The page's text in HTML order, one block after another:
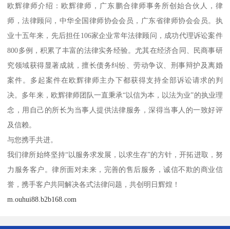
欧辉律师介绍：欧辉律师，广东鹏合律师事务所创始合伙人，律
师，法律顾问，中华全国律师协会会员，广东省律师协会会员。执
业十五年来，先后担任106家企业常年法律顾问，成功代理诉讼案件
800多例，积累了丰富的法律实务经验。尤其在经济合同、民商事研
究领域获得显著成就，擅长债务纠纷、劳动争议、刑事辩护及离婚
案件。多起案件在欧辉律师主办下都获得支持全部诉讼请求的判
决。多年来，欧辉律师团队一直秉承“以信为本，以法为业”的执业理
念，用自己的所长为当事人提供法律服务，深得当事人的一致好评
及信赖。
与您携手共进。
我们律所始终坚持“以服务求发展，以求生存”的方针，开拓进取，努
力服务客户。律所面对未来，完善的售后服务，诚信不欺的商业信
誉，携手客户共同解决各式法律问题，共创明日辉煌！
m.ouhui88.b2b168.com